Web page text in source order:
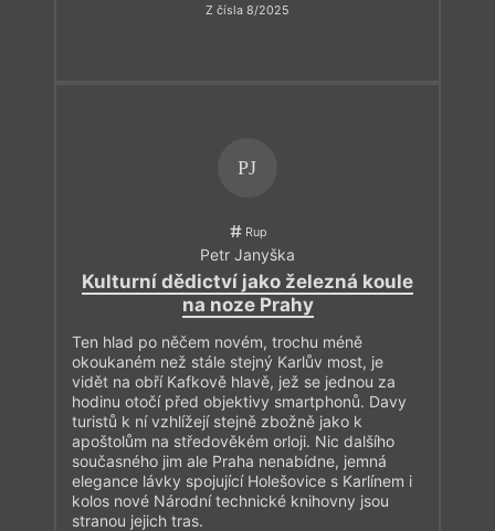
Z čísla 8/2025
PJ
Rup
Petr Janyška
Kulturní dědictví jako železná koule
na noze Prahy
Ten hlad po něčem novém, trochu méně
okoukaném než stále stejný Karlův most, je
vidět na obří Kafkově hlavě, jež se jednou za
hodinu otočí před objektivy smartphonů. Davy
turistů k ní vzhlížejí stejně zbožně jako k
apoštolům na středověkém orloji. Nic dalšího
současného jim ale Praha nenabídne, jemná
elegance lávky spojující Holešovice s Karlínem i
kolos nové Národní technické knihovny jsou
stranou jejich tras.